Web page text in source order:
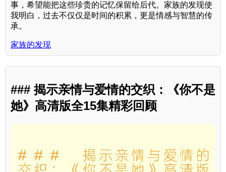
事，希望能把这些珍贵的记忆保留给后代。家族的发现使
我明白，过去不仅仅是时间的积累，更是情感与智慧的传
承。
家族的发现
### 揭示亲情与爱情的交织：《你不是
她》高清版全15集精彩回顾